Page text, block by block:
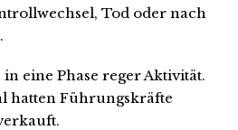
Tod oder nach
eine Phase reger Aktivität.
hatten Führungskräfte